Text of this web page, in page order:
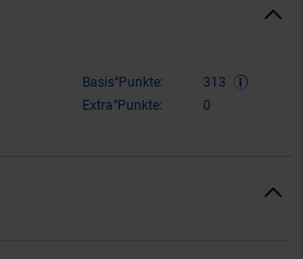
Basis°Punkte:
313
Extra°Punkte:
0